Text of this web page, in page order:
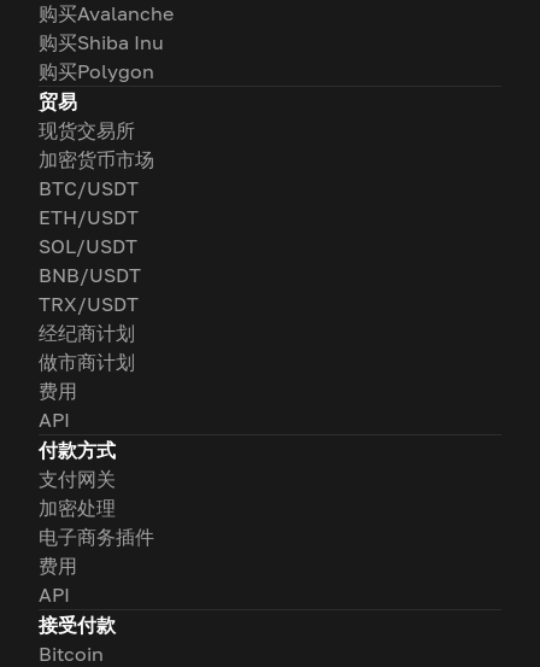
购买Avalanche
购买Shiba Inu
购买Polygon
贸易
现货交易所
加密货币市场
BTC/USDT
ETH/USDT
SOL/USDT
BNB/USDT
TRX/USDT
经纪商计划
做市商计划
费用
API
付款方式
支付网关
加密处理
电子商务插件
费用
API
接受付款
Bitcoin